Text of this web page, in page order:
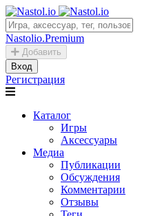
Nastolio.Premium
Добавить
Вход
Регистрация
Каталог
Игры
Аксессуары
Медиа
Публикации
Обсуждения
Комментарии
Отзывы